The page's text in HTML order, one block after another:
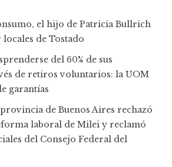
el hijo de Patricia Bullrich
de Tostado
del 60% de sus
de retiros voluntarios: la UOM
garantías
de Buenos Aires rechazó
laboral de Milei y reclamó
del Consejo Federal del